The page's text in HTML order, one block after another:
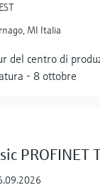
MI Italia
del centro di
- 8 ottobre
PROFINET